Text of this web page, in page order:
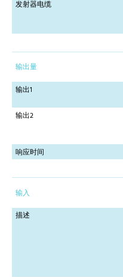
发射器电缆
输出量
输出1
输出2
响应时间
输入
描述